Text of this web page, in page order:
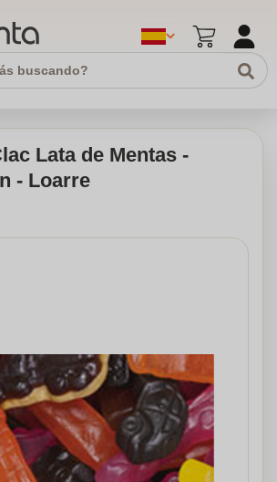
Lata de Mentas -
- Loarre